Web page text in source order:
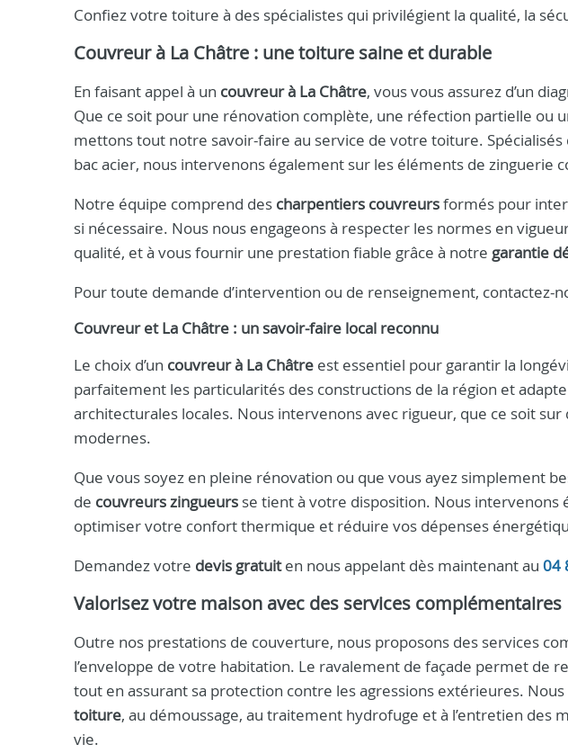
Confiez votre toiture à des spécialistes qui privilégient la qualité, la
Couvreur à La Châtre : une toiture saine et durable
En faisant appel à un couvreur à La Châtre, vous vous assurez d’un
Que ce soit pour une rénovation complète, une réfection partielle ou
mettons tout notre savoir-faire au service de votre toiture. Spécialisés
bac acier, nous intervenons également sur les éléments de zinguerie
Notre équipe comprend des charpentiers couvreursformés pour
si nécessaire. Nous nous engageons à respecter les normes en
qualité, et à vous fournir une prestation fiable grâce à notre garantie
Pour toute demande d’intervention ou de renseignement, contactez-
Couvreur et La Châtre : un savoir-faire local reconnu
Le choix d’un couvreur à La Châtre est essentiel pour garantir la
parfaitement les particularités des constructions de la région et
architecturales locales. Nous intervenons avec rigueur, que ce soit
modernes.
Que vous soyez en pleine rénovation ou que vous ayez simplement
de couvreurs zingueurs se tient à votre disposition. Nous intervenons
optimiser votre confort thermique et réduire vos dépenses
Demandez votre devis gratuiten nous appelant dès maintenant au 04
Valorisez votre maison avec des services complémentaires
Outre nos prestations de couverture, nous proposons des services
l’enveloppe de votre habitation. Le ravalement de façade permet de
tout en assurant sa protection contre les agressions extérieures.
toiture, au démoussage, au traitement hydrofuge et à l’entretien des
vie.